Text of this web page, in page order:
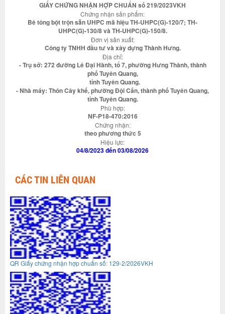
GIẤY CHỨNG NHẬN HỢP CHUẨN số 219/2023VKH
Chứng nhận sản phẩm:
Bê tông bột trộn sẵn UHPC mã hiệu TH-UHPC(G)-120/7; TH-
UHPC(G)-130/8 và TH-UHPC(G)-150/8.
Đơn vị sản xuất:
Công ty TNHH đầu tư và xây dựng Thành Hưng.
Địa chỉ:
- Trụ sở: 272 đường Lê Đại Hành, tổ 7, phường Hưng Thành, thành
phố Tuyên Quang,
tỉnh Tuyên Quang.
- Nhà máy: Thôn Cây khế, phường Đội Cấn, thành phố Tuyên Quang,
tỉnh Tuyên Quang.
Phù hợp:
NF-P18-470:2016
Chứng nhận:
theo phương thức 5
Hiệu lực:
04/8/2023 đến 03/08/2026
CÁC TIN LIÊN QUAN
QR Giấy chứng nhận hợp chuẩn số: 129-2/2026VKH